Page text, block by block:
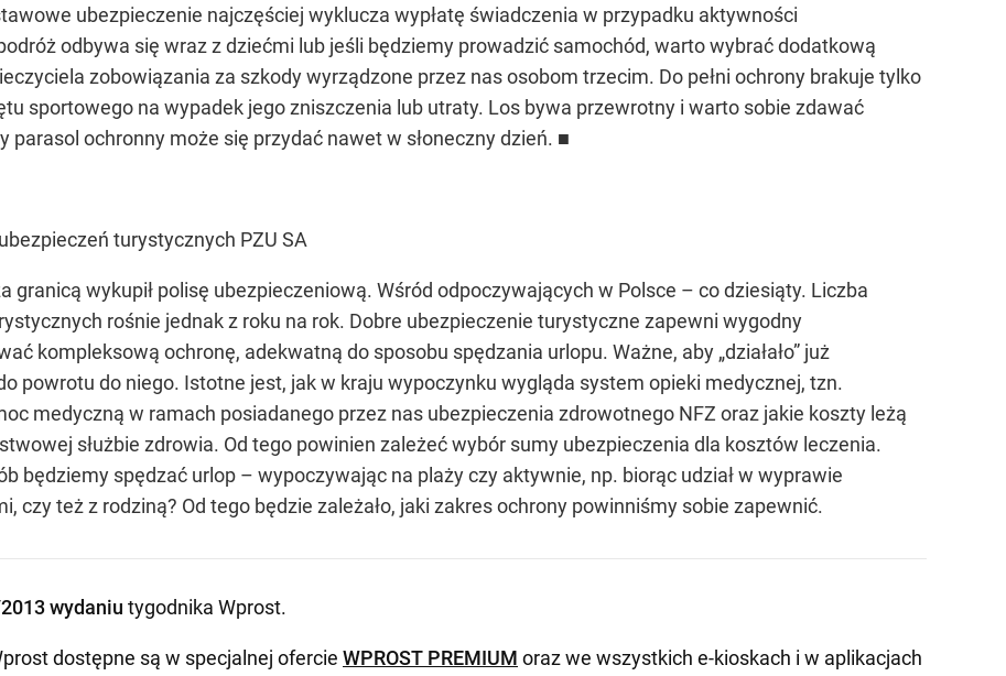
ubezpieczenie najczęściej wyklucza wypłatę świadczenia w przypadku aktywności
odbywa się wraz z dziećmi lub jeśli będziemy prowadzić samochód, warto wybrać dodatkową
zobowiązania za szkody wyrządzone przez nas osobom trzecim. Do pełni ochrony brakuje tylko
sportowego na wypadek jego zniszczenia lub utraty. Los bywa przewrotny i warto sobie zdawać
parasol ochronny może się przydać nawet w słoneczny dzień. ■
turystycznych PZU SA
granicą wykupił polisę ubezpieczeniową. Wśród odpoczywających w Polsce – co dziesiąty. Liczba
rośnie jednak z roku na rok. Dobre ubezpieczenie turystyczne zapewni wygodny
kompleksową ochronę, adekwatną do sposobu spędzania urlopu. Ważne, aby „działało” już
powrotu do niego. Istotne jest, jak w kraju wypoczynku wygląda system opieki medycznej, tzn.
medyczną w ramach posiadanego przez nas ubezpieczenia zdrowotnego NFZ oraz jakie koszty leżą
służbie zdrowia. Od tego powinien zależeć wybór sumy ubezpieczenia dla kosztów leczenia.
będziemy spędzać urlop – wypoczywając na plaży czy aktywnie, np. biorąc udział w wyprawie
czy też z rodziną? Od tego będzie zależało, jaki zakres ochrony powinniśmy sobie zapewnić.
wydaniu tygodnika Wprost.
dostępne są w specjalnej ofercie WPROST PREMIUM oraz we wszystkich e-kioskach i w aplikacjach